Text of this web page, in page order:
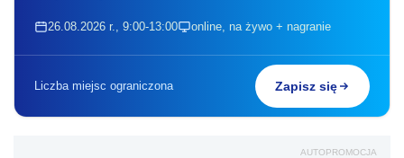
26.08.2026 r., 9:00-13:00 online, na żywo + nagranie
Liczba miejsc ograniczona Zapisz się
AUTOPROMOCJA